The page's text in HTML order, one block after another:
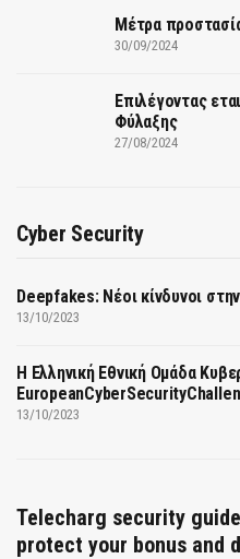
Μέτρα
30/09/2024
Επιλέγοντας
Φύλαξης
27/08/2024
Cyber Security
Deepfakes: Νέοι κίνδυνοι
13/10/2023
Η Ελληνική Εθνική Ομάδα
13/10/2023
Telecharg security
protect your bonus and